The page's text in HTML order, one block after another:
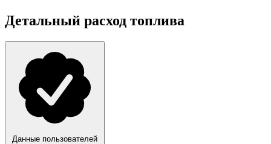
Детальный расход топлива
Данные пользователей